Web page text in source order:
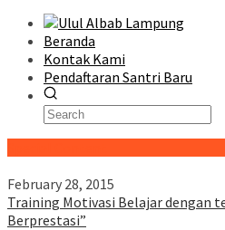
Beranda
Kontak Kami
Pendaftaran Santri Baru
February 28, 2015
Training Motivasi Belajar dengan
Berprestasi”